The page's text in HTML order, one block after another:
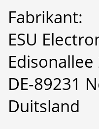
Fabrikant:
ESU
Edisonallee
DE-89231
Duitsland